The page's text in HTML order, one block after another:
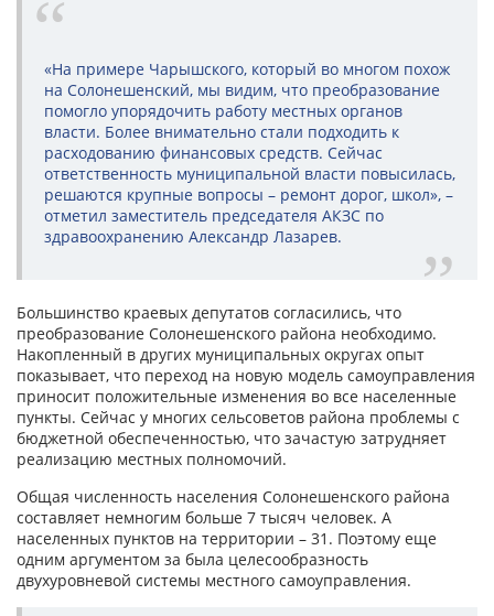
«На примере Чарышского, который во многом похож
на Солонешенский, мы видим, что преобразование
помогло упорядочить работу местных органов
власти. Более внимательно стали подходить к
расходованию финансовых средств. Сейчас
ответственность муниципальной власти повысилась,
решаются крупные вопросы – ремонт дорог, школ», –
отметил заместитель председателя АКЗС по
здравоохранению Александр Лазарев.
Большинство краевых депутатов согласились, что
преобразование Солонешенского района необходимо.
Накопленный в других муниципальных округах опыт
показывает, что переход на новую модель самоуправления
приносит положительные изменения во все населенные
пункты. Сейчас у многих сельсоветов района проблемы с
бюджетной обеспеченностью, что зачастую затрудняет
реализацию местных полномочий.
Общая численность населения Солонешенского района
составляет немногим больше 7 тысяч человек. А
населенных пунктов на территории – 31. Поэтому еще
одним аргументом за была целесообразность
двухуровневой системы местного самоуправления.